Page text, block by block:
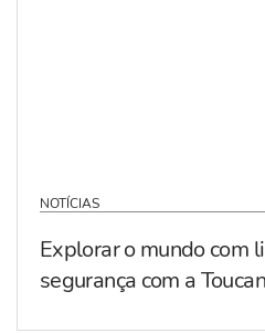
NOTÍCIAS
Explorar o mundo com
segurança com a